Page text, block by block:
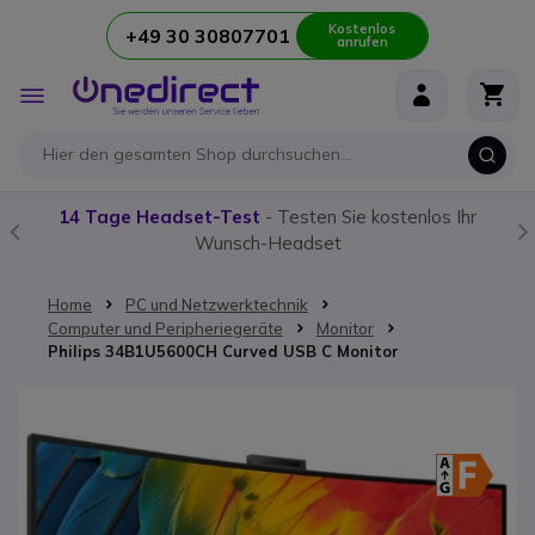
Zum Inhalt springen+49 30 30807701 Kostenlos
anrufen
Navigation
umschalten
Headset-Test- Testen Sie kostenlos Ihr
Wunsch-Headset
Unser
Home
PC und Netzwerktechnik
Computer und Peripheriegeräte
Monitor
Philips 34B1U5600CH Curved USB C Monitor